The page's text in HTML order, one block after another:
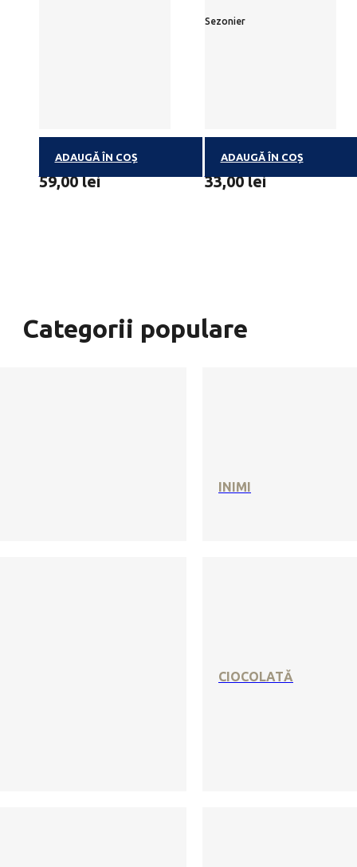
ADAUGĂ ÎN COȘ
59,00lei
Sezonier
ADAUGĂ ÎN COȘ
33,00lei
Categorii populare
INIMI
CIOCOLATĂ